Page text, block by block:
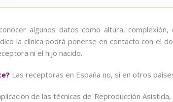
algunos datos como altura,
la clínica podrá ponerse en contacto con el
ni el hijo nacido.
Las receptoras en España no, sí en otros
de las técnicas de Reproducción